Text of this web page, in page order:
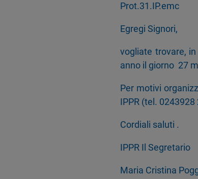
Prot.31.IP.emc
Egregi Signori,
vogliate trovare,
anno il giorno 27
Per motivi
IPPR (tel.
Cordiali saluti .
IPPR Il Segretario
Maria Cristina